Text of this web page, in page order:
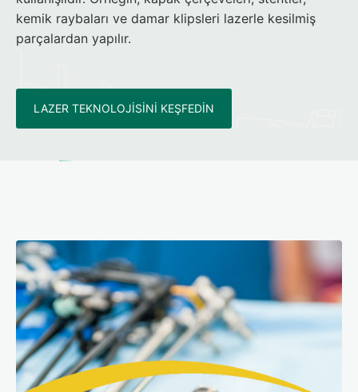
kemik raybaları ve damar klipsleri lazerle kesilmiş
parçalardan yapılır.
LAZER TEKNOLOJISINI KEŞFEDIN